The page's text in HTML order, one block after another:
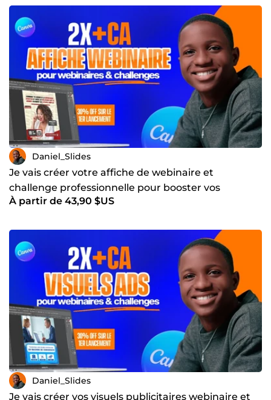
Daniel_Slides
Je vais créer votre affiche de webinaire et
challenge professionnelle pour booster vos
inscriptions
À partir de 43,90 $US
Daniel_Slides
Je vais créer vos visuels publicitaires webinaire et